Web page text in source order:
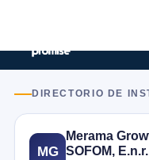
DIRECTORIO DE
MG
Merama
SOFOM, E.n.r.